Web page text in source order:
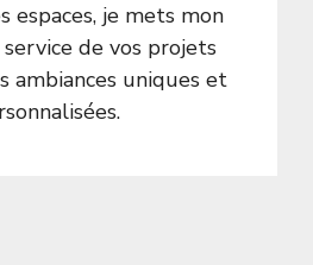
espaces, je mets mon
de vos projets
ambiances uniques et